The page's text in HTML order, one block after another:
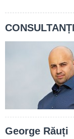
George Răuți